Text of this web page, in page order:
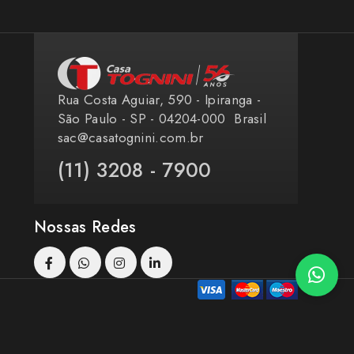
Rua Costa Aguiar, 590 - Ipiranga -
São Paulo - SP - 04204-000 ​ Brasil
sac@casatognini.com.br
(11) 3208 - 7900
Nossas Redes